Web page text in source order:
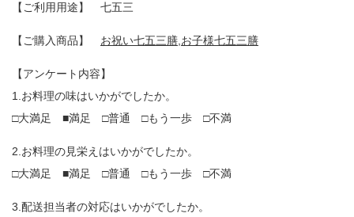
【ご利用用途】 七五三
【ご購入商品】 お祝い七五三膳,お子様七五三膳
【アンケート内容】
1.お料理の味はいかがでしたか。
□大満足 ■満足 □普通 □もう一歩 □不満
2.お料理の見栄えはいかがでしたか。
□大満足 ■満足 □普通 □もう一歩 □不満
3.配送担当者の対応はいかがでしたか。